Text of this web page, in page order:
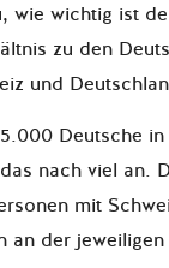
wie wichtig ist
zu den
und
Deutsche
nach viel an.
mit
an der